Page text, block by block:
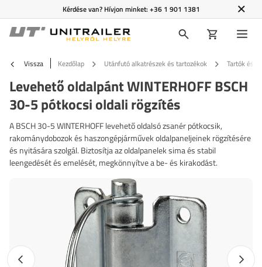
Kérdése van? Hívjon minket:+36 1 901 1381
Vissza Kezdőlap Utánfutó alkatrészek és tartozékok Tartók és
Levehető oldalpánt WINTERHOFF BSCH
30-5 pótkocsi oldali rögzítés
A BSCH 30-5 WINTERHOFF levehető oldalsó zsanér pótkocsik,
rakománydobozok és haszongépjárművek oldalpaneljeinek rögzítésére
és nyitására szolgál. Biztosítja az oldalpanelek sima és stabil
leengedését és emelését, megkönnyítve a be- és kirakodást.
Előző fotó